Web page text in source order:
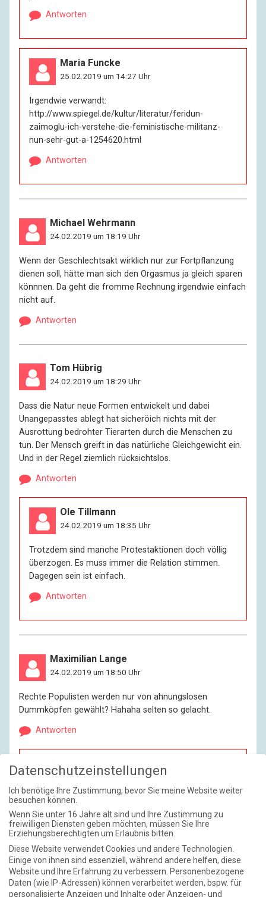
Antworten
Maria Funcke
25.02.2019 um 14:27 Uhr
Irgendwie verwandt:
http://www.spiegel.de/kultur/literatur/feridun-
zaimoglu-ich-verstehe-die-feministische-militanz-
nun-sehr-gut-a-1254620.html
Antworten
Michael Wehrmann
24.02.2019 um 18:19 Uhr
Wenn der Geschlechtsakt wirklich nur zur Fortpflanzung
dienen soll, hätte man sich den Orgasmus ja gleich sparen
könnnen. Da geht die fromme Rechnung irgendwie einfach
nicht auf.
Antworten
Tom Hübrig
24.02.2019 um 18:29 Uhr
Dass die Natur neue Formen entwickelt und dabei
Unangepasstes ablegt hat sicheröich nichts mit der
Ausrottung bedrohter Tierarten durch die Menschen zu
tun. Der Mensch greift in das natürliche Gleichgewicht ein.
Und in der Regel ziemlich rücksichtslos.
Antworten
Ole Tillmann
24.02.2019 um 18:35 Uhr
Trotzdem sind manche Protestaktionen doch völlig
überzogen. Es muss immer die Relation stimmen.
Dagegen sein ist einfach.
Antworten
Maximilian Lange
24.02.2019 um 18:50 Uhr
Rechte Populisten werden nur von ahnungslosen
Dummköpfen gewählt? Hahaha selten so gelacht.
Antworten
Tatiana Lodeau
24.02.2019 um 21:24 Uhr
Schön wär’s. Manchmal bin ich sehr erschreckt wer
so alles AfD wählt.
Antworten
Hanno Rinke
Datenschutzeinstellungen
Ich benötige Ihre Zustimmung, bevor Sie meine Website weiter
besuchen können.
Wenn Sie unter 16 Jahre alt sind und Ihre Zustimmung zu
freiwilligen Diensten geben möchten, müssen Sie Ihre
Erziehungsberechtigten um Erlaubnis bitten.
Diese Website verwendet Cookies und andere Technologien.
Einige von ihnen sind essenziell, während andere helfen, diese
Website und Ihre Erfahrung zu verbessern. Personenbezogene
Daten (wie IP-Adressen) können verarbeitet werden, bspw. für
personalisierte Anzeigen und Inhalte oder Anzeigen- und